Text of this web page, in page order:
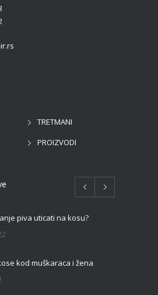
TRETMANI
PROIZVODI
piva uticati na kosu?
kod muškaraca i žena